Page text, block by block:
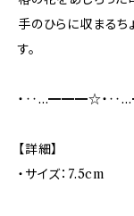
手のひらに収まるち
す。
・‥…━━━☆・
【詳細】
・サイズ：7.5cm